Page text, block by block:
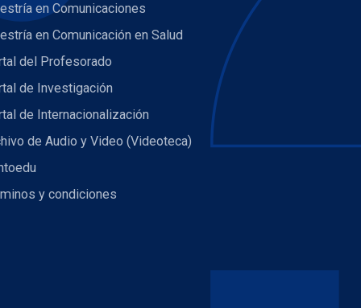
en Comunicaciones
en Comunicación en Salud
del Profesorado
de Investigación
de Internacionalización
de Audio y Video (Videoteca)
y condiciones